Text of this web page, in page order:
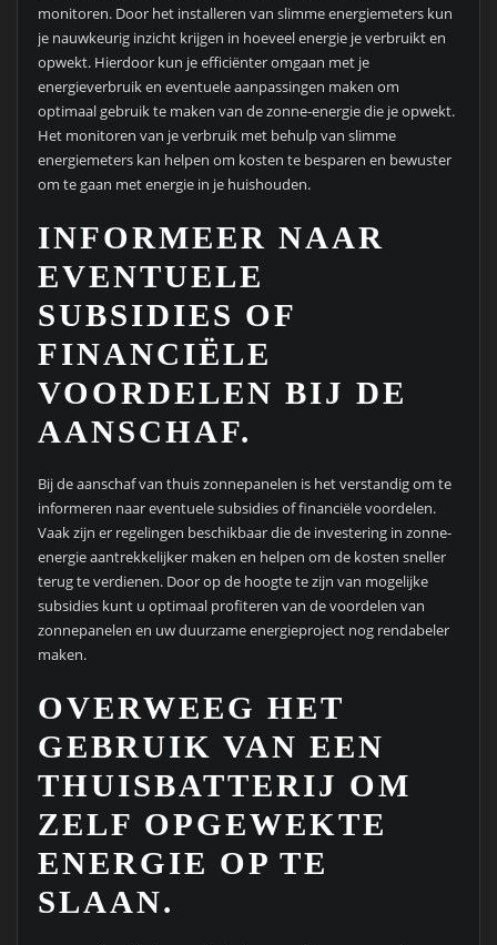
monitoren. Door het installeren van slimme energiemeters kun
je nauwkeurig inzicht krijgen in hoeveel energie je verbruikt en
opwekt. Hierdoor kun je efficiënter omgaan met je
energieverbruik en eventuele aanpassingen maken om
optimaal gebruik te maken van de zonne-energie die je opwekt.
Het monitoren van je verbruik met behulp van slimme
energiemeters kan helpen om kosten te besparen en bewuster
om te gaan met energie in je huishouden.
INFORMEER NAAR
EVENTUELE
SUBSIDIES OF
FINANCIËLE
VOORDELEN BIJ DE
AANSCHAF.
Bij de aanschaf van thuis zonnepanelen is het verstandig om te
informeren naar eventuele subsidies of financiële voordelen.
Vaak zijn er regelingen beschikbaar die de investering in zonne-
energie aantrekkelijker maken en helpen om de kosten sneller
terug te verdienen. Door op de hoogte te zijn van mogelijke
subsidies kunt u optimaal profiteren van de voordelen van
zonnepanelen en uw duurzame energieproject nog rendabeler
maken.
OVERWEEG HET
GEBRUIK VAN EEN
THUISBATTERIJ OM
ZELF OPGEWEKTE
ENERGIE OP TE
SLAAN.